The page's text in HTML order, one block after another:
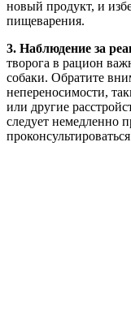
новый продукт, и
пищеварения.
3. Наблюдение за
творога в рацион
собаки. Обратите
непереносимости,
или другие
следует немедленно